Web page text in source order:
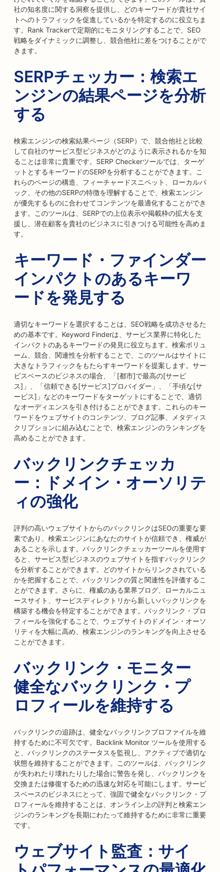
社の知名度に関する洞察を提供し、どのキーワードが貴社サイ
トへのトラフィックを促進しているかを特定するのに役立ちま
す。Rank Trackerで定期的にモニタリングすることで、SEO
戦略をダイナミックに調整し、競合他社に差をつけることがで
きます。
SERPチェッカー：検索エ
ンジンの結果ページを分析
する
検索エンジンの検索結果ページ（SERP）で、競合他社と比較
して自社のサービス型ビジネスがどのように表示されるかを知
ることは非常に貴重です。SERP Checkerツールでは、ターゲ
ットとするキーワードのSERPを分析することができます。こ
れらのページの構造、フィーチャードスニペット、ローカルパ
ック、その他のSERPの特徴を理解することで、検索エンジン
が優先するものに合わせてコンテンツを最適化することができ
ます。このツールは、SERPでの上位表示や掲載枠の拡大を支
援し、潜在顧客を貴社のビジネスに引きつける可能性を高めま
す。
キーワード・ファインダー
インパクトのあるキーワ
ードを発見する
適切なキーワードを選択することは、SEO戦略を成功させるた
めの基本です。Keyword Finderは、サービス業界に特化した
インパクトのあるキーワードの発見に役立ちます。検索ボリュ
ーム、競合、関連性を分析することで、このツールはサイトに
大きなトラフィックをもたらすキーワードを提案します。サー
ビスベースのビジネスの場合、「[都市]で最高の[サービ
ス]」、「信頼できる[サービス]プロバイダー」、「手頃な[サ
ービス]」などのキーワードをターゲットにすることで、適切
なオーディエンスを引き付けることができます。これらのキー
ワードをウェブサイトのコンテンツ、ブログ記事、メタディス
クリプションに組み込むことで、検索エンジンのランキングを
高めることができます。
バックリンクチェッカ
ー：ドメイン・オーソリテ
ィの強化
評判の高いウェブサイトからのバックリンクはSEOの重要な要
素であり、検索エンジンにあなたのサイトが信頼でき、権威が
あることを示します。バックリンクチェッカーツールを使用す
ると、サービス型ビジネスのウェブサイトを指すバックリンク
を分析することができます。どのサイトからリンクされている
かを把握することで、バックリンクの質と関連性を評価するこ
とができます。さらに、権威のある業界ブログ、ローカルニュ
ースサイト、サービスディレクトリから新しいバックリンクを
構築する機会を特定することができます。バックリンク・プロ
フィールを強化することで、ウェブサイトのドメイン・オーソ
リティを大幅に高め、検索エンジンのランキングを向上させる
ことができます。
バックリンク・モニター
健全なバックリンク・プ
ロフィールを維持する
バックリンクの追跡は、健全なバックリンクプロファイルを維
持するために不可欠です。Backlink Monitor ツールを使用する
と、バックリンクのステータスを監視し、アクティブで適切な
状態を維持することができます。このツールは、バックリンク
が失われたり壊れたりした場合に警告を発し、バックリンクを
交換または修復するための迅速な対応を可能にします。サービ
スベースのビジネスにとって、強固で健全なバックリンク・プ
ロフィールを維持することは、オンライン上の評判と検索エン
ジンのランキングを長期にわたって維持するために非常に重要
です。
ウェブサイト監査：サイ